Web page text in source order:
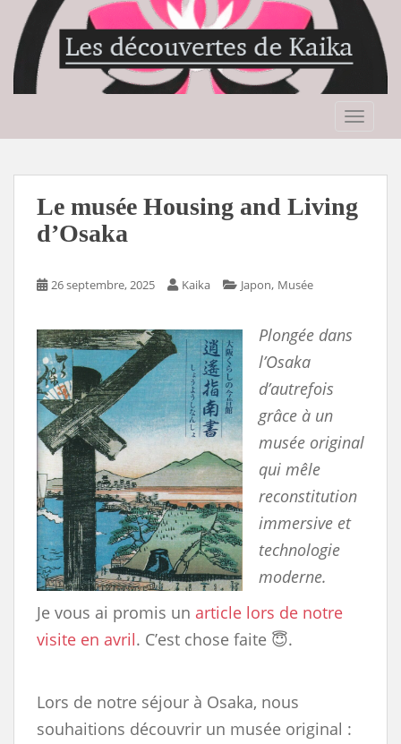
Le musée Housing and Living
d’Osaka
26 septembre, 2025 Kaika Japon, Musée
Plongée dans
l’Osaka
d’autrefois
grâce à un
musée original
qui mêle
reconstitution
immersive et
technologie
moderne.
Je vous ai promis un article lors de notre
visite en avril. C’est chose faite 😇.
Lors de notre séjour à Osaka, nous
souhaitions découvrir un musée original :